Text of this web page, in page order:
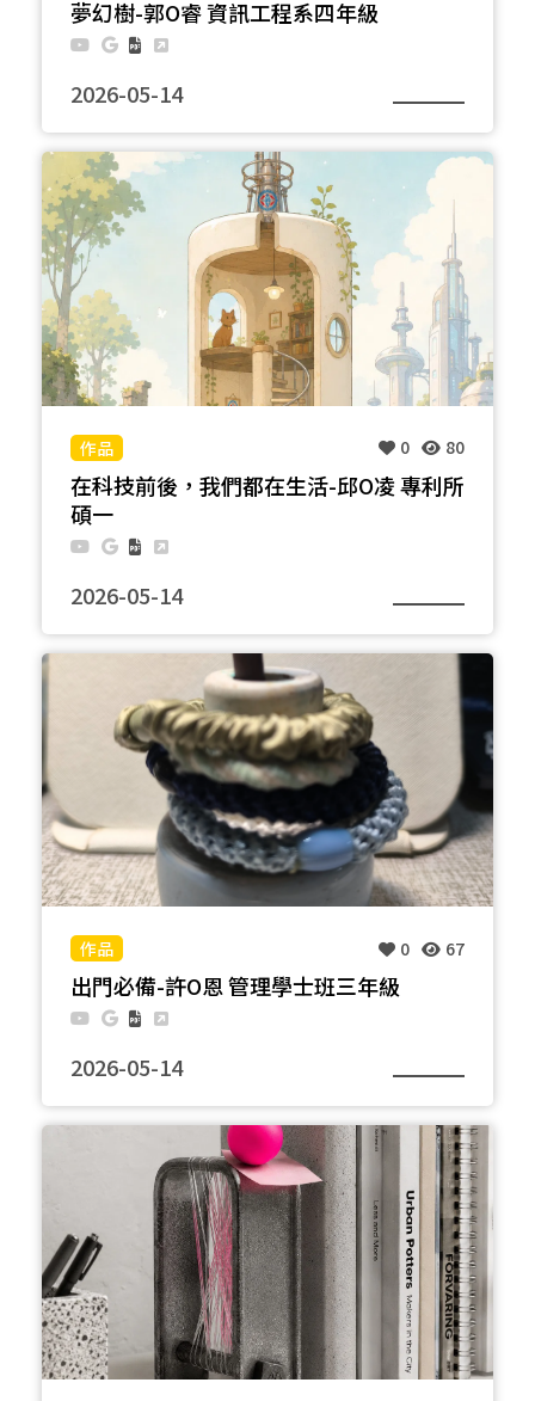
夢幻樹-郭O睿 資訊工程系四年級
2026-05-14
在本作品中使用台電退役材料與花籃廢棄材料製成，
先以鐵絲折出造型，呈現鐵樹之主體形狀，並設計出
可以掛上的鑰匙圈的掛鉤，再輔以花籃中廢棄的飾品
裝飾。而在本作品的設計理念借鏡於傳統裝飾聖誕樹
時，發揮創意將手邊材料設計獨一無二的冷杉，作品
完成時帶來的成就感與感動，本作品希望收集生活中
的鑰匙圈串與飾品， 讓人每天都可以設計出屬於自己
的聖誕樹。
0 80
在科技前後，我們都在生活-邱O凌 專利所
碩一
2026-05-14
因此停下腳步，植物重新覆蓋土地，河流再次流動，
生命在廢墟中重新誕生，產生了一個新的循環。 右側
是對未來的展望，未來的城市充滿了光與電，以及從
未消失的綠意，在遙遠的以後，人類仍在學習與土地
共生，建立更加長久的生活方式。 畫面中央的塔樓是
本次原材料，象徵連接兩個時代的見證。 它不只是空
間與時間的連結，是現實與想像的重要節點，人類從
過去學習經驗，對未來充滿期許。
0 67
出門必備-許O恩 管理學士班三年級
2026-05-14
每天早上急匆匆地出門時，都會在找尋失蹤的髮圈，
還有每日必須使用的眉筆。把它們全部放在一起後，
好找的同時也不會弄丟。還可以提醒自己要使用他
們，和要帶他們出門。